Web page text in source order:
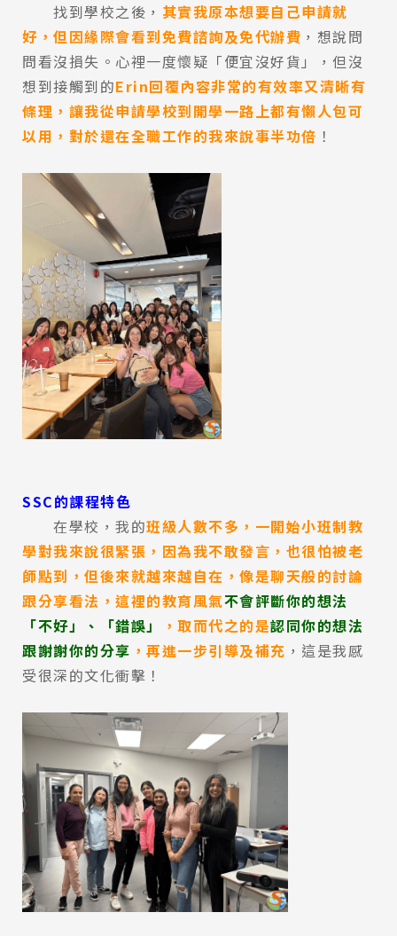
Latest News 最新消息
Promotion 最新優惠
找到學校之後， 其實我原本想要自己申請就
好，但因緣際會看到免費諮詢及免代辦費 ，想說問
問看沒損失。心裡一度懷疑「便宜沒好貨」，但沒
想到接觸到的Erin回覆內容非常的有效率又清晰有
條理，讓我從申請學校到開學一路上都有懶人包可
以用，對於還在全職工作的我來說事半功倍 ！
SSC的課程特色
在學校，我的班級人數不多，一開始小班制教
學對我來說很緊張，因為我不敢發言，也很怕被老
師點到，但後來就越來越自在，像是聊天般的討論
跟分享看法，這裡的教育風氣不會評斷你的想法
「不好」、「錯誤」
，取而代之的是認同你的想法
跟謝謝你的分享 ，再進一步引導及補充 ，這是我感
受很深的文化衝擊！